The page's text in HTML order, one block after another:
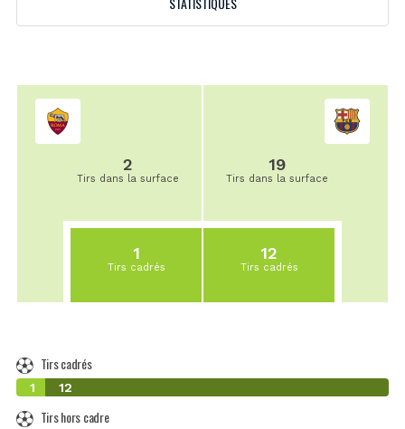
2
Tirs dans la surface
1
Tirs cadrés
19
Tirs dans la surface
12
Tirs cadrés
Tirs cadrés
1 12
Tirs hors cadre